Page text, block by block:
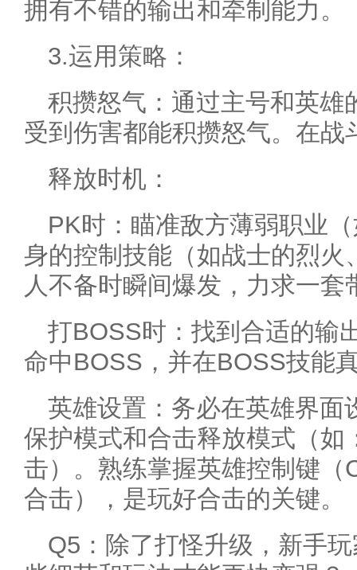
拥有不错的输出和牵制能力。
3.运用策略：
积攒怒气：通过主号和英雄
受到伤害都能积攒怒气。在
释放时机：
PK时：瞄准敌方薄弱职业
身的控制技能（如战士的烈火
人不备时瞬间爆发，力求一套
打BOSS时：找到合适的输
命中BOSS，并在BOSS技能
英雄设置：务必在英雄界面
保护模式和合击释放模式（如
击）。熟练掌握英雄控制键（
合击），是玩好合击的关键。
Q5：除了打怪升级，新手